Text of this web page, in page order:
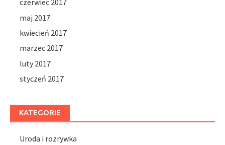
czerwiec 2017
maj 2017
kwiecień 2017
marzec 2017
luty 2017
styczeń 2017
KATEGORIE
Uroda i rozrywka